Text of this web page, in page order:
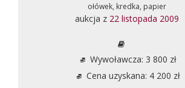
ołówek, kredka, papier
aukcja z 22 listopada 2009
Wywoławcza: 3 800 zł
Cena uzyskana: 4 200 zł